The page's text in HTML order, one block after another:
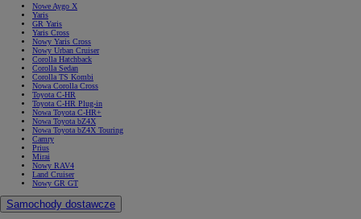
Nowe Aygo X
Yaris
GR Yaris
Yaris Cross
Nowy Yaris Cross
Nowy Urban Cruiser
Corolla Hatchback
Corolla Sedan
Corolla TS Kombi
Nowa Corolla Cross
Toyota C-HR
Toyota C-HR Plug-in
Nowa Toyota C-HR+
Nowa Toyota bZ4X
Nowa Toyota bZ4X Touring
Camry
Prius
Mirai
Nowy RAV4
Land Cruiser
Nowy GR GT
Samochody dostawcze